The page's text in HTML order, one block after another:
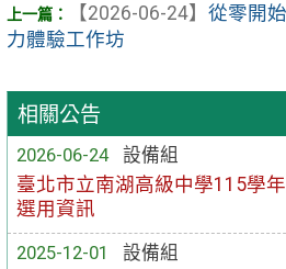
相關公告
2026-06-24
設備組
臺北市立南湖高級中學115學
選用資訊
2025-12-01
設備組
【2026-06-24】 從零開
力體驗工作坊